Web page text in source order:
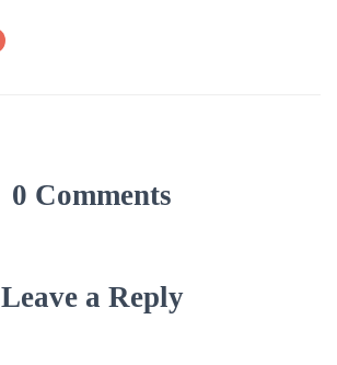
0 Comments
Leave a Reply